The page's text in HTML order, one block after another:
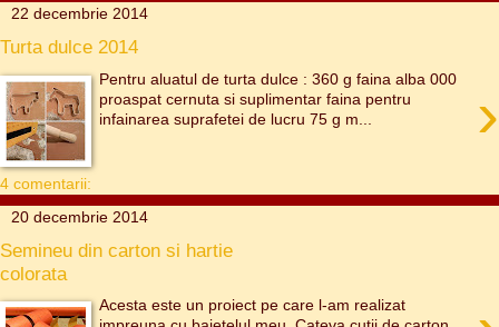
22 decembrie 2014
Turta dulce 2014
›
Pentru aluatul de turta dulce : 360 g faina alba 000
proaspat cernuta si suplimentar faina pentru
infainarea suprafetei de lucru 75 g m...
4 comentarii:
20 decembrie 2014
Semineu din carton si hartie
colorata
Acesta este un proiect pe care l-am realizat